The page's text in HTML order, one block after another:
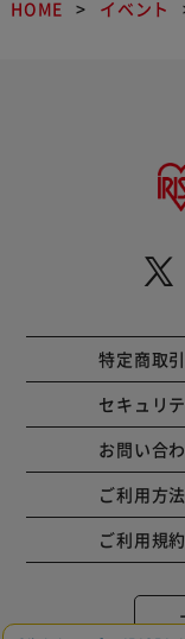
HOME イベント
特定商取
セキュリ
お問い合
ご利用方法
ご利用規約